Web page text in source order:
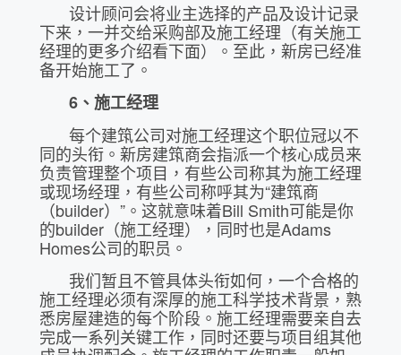
设计顾问会将业主选择的产品及设计记录
下来，一并交给采购部及施工经理（有关施工
经理的更多介绍看下面）。至此，新房已经准
备开始施工了。
6、施工经理
每个建筑公司对施工经理这个职位冠以不
同的头衔。新房建筑商会指派一个核心成员来
负责管理整个项目，有些公司称其为施工经理
或现场经理，有些公司称呼其为“建筑商
（builder）”。这就意味着Bill Smith可能是你
的builder（施工经理），同时也是Adams
Homes公司的职员。
我们暂且不管具体头衔如何，一个合格的
施工经理必须有深厚的施工科学技术背景，熟
悉房屋建造的每个阶段。施工经理需要亲自去
完成一系列关键工作，同时还要与项目组其他